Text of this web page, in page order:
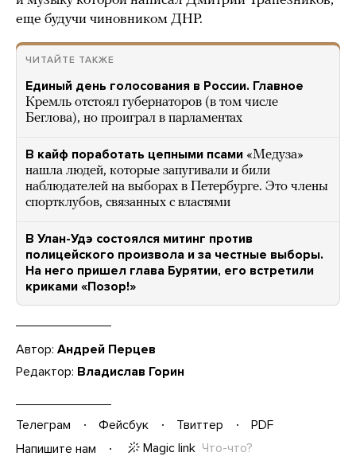
еще будучи чиновником ДНР.
ЧИТАЙТЕ ТАКЖЕ
Единый день голосования в России. Главное
Кремль отстоял губернаторов (в том числе
Беглова), но проиграл в парламентах
В кайф поработать цепными псами «Медуза»
нашла людей, которые запугивали и били
наблюдателей на выборах в Петербурге. Это члены
спортклубов, связанных с властями
В Улан-Удэ состоялся митинг против
полицейского произвола и за честные выборы.
На него пришел глава Бурятии, его встретили
криками «Позор!»
Автор: Андрей Перцев
Редактор: Владислав Горин
Телеграм Фейсбук Твиттер
PDF
Напишите нам
Magic link Что-что?